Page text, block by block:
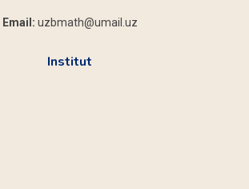
Email: uzbmath@umail.uz
Institut